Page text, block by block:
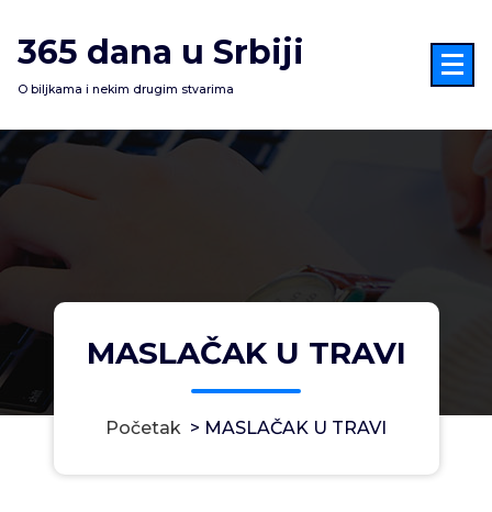
na
sadržaj
365 dana u Srbiji
O biljkama i nekim drugim stvarima
MASLAČAK U TRAVI
Početak > MASLAČAK U TRAVI